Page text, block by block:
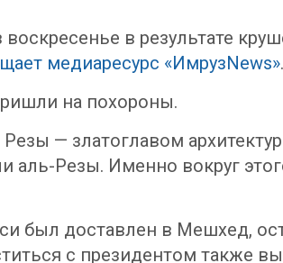
в результате
медиаресурс «ИмрузNews».
на похороны.
— златоглавом
Резы. Именно вокруг
был доставлен в Мешхед,
с президентом также